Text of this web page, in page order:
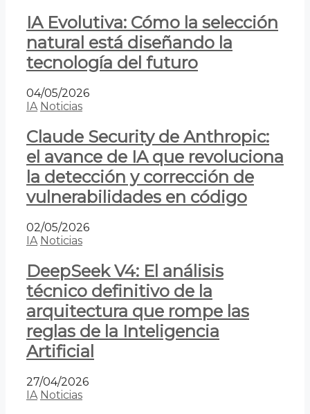
IA Evolutiva: Cómo la selección
natural está diseñando la
tecnología del futuro
04/05/2026
IA Noticias
Claude Security de Anthropic:
el avance de IA que revoluciona
la detección y corrección de
vulnerabilidades en código
02/05/2026
IA Noticias
DeepSeek V4: El análisis
técnico definitivo de la
arquitectura que rompe las
reglas de la Inteligencia
Artificial
27/04/2026
IA Noticias